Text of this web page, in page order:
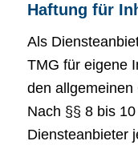
Haftung für
Als
TMG für eigene
den allgemeinen
Nach §§ 8 bis
Diensteanbieter